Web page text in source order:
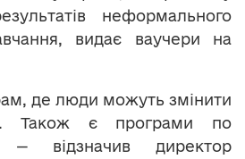
неформального
видає ваучери на
де люди можуть змінити
Також є програми по
— відзначив директор